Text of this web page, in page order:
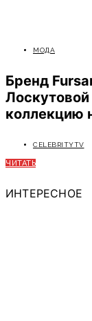
МОДА
Бренд
коллекцию
CELEBRITYTV
ЧИТАТЬ
ИНТЕРЕСНОЕ